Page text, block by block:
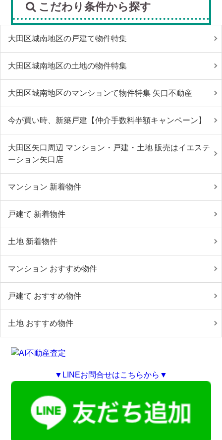
こだわり条件から探す
大田区城南地区の戸建て物件特集
大田区城南地区の土地の物件特集
大田区城南地区のマンションて物件特集 矢口不動産
今が買い時、新築戸建【仲介手数料半額キャンペーン】
大田区矢口周辺 マンション・戸建・土地 販売はイエステ
ーション矢口店
マンション 新着物件
戸建て 新着物件
土地 新着物件
マンション おすすめ物件
戸建て おすすめ物件
土地 おすすめ物件
▼LINEお問合せはこちらから▼